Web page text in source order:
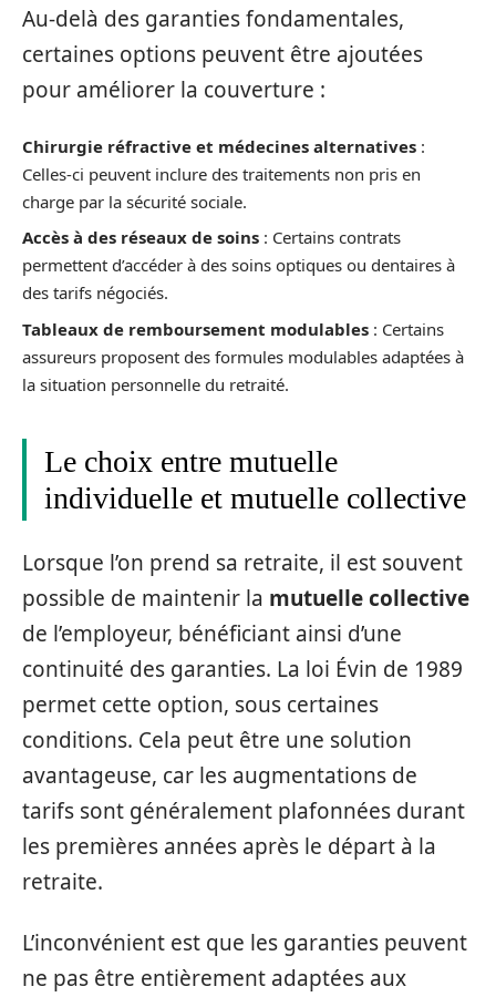
Au-delà des garanties fondamentales,
certaines options peuvent être ajoutées
pour améliorer la couverture :
Chirurgie réfractive et médecines alternatives :
Celles-ci peuvent inclure des traitements non pris en
charge par la sécurité sociale.
Accès à des réseaux de soins : Certains contrats
permettent d’accéder à des soins optiques ou dentaires à
des tarifs négociés.
Tableaux de remboursement modulables : Certains
assureurs proposent des formules modulables adaptées à
la situation personnelle du retraité.
Le choix entre mutuelle
individuelle et mutuelle collective
Lorsque l’on prend sa retraite, il est souvent
possible de maintenir la mutuelle collective
de l’employeur, bénéficiant ainsi d’une
continuité des garanties. La loi Évin de 1989
permet cette option, sous certaines
conditions. Cela peut être une solution
avantageuse, car les augmentations de
tarifs sont généralement plafonnées durant
les premières années après le départ à la
retraite.
L’inconvénient est que les garanties peuvent
ne pas être entièrement adaptées aux